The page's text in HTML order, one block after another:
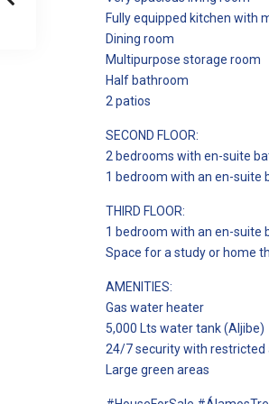
Fully equipped kitchen with
Dining room
Multipurpose storage room
Half bathroom
2 patios
SECOND FLOOR:
2 bedrooms with en-suite
1 bedroom with an en-suite
THIRD FLOOR:
1 bedroom with an en-suite
Space for a study or home
AMENITIES:
Gas water heater
5,000 Lts water tank (Aljibe)
24/7 security with restricted
Large green areas